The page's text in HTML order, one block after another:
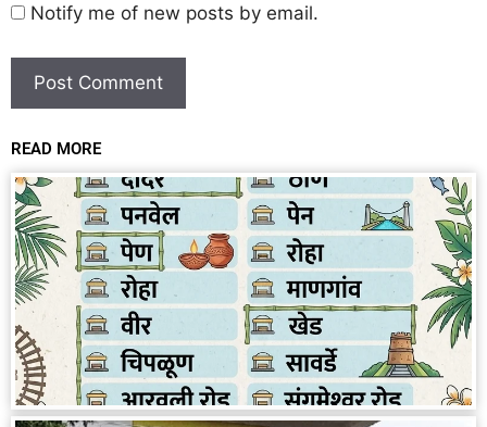
Notify me of new posts by email.
READ MORE